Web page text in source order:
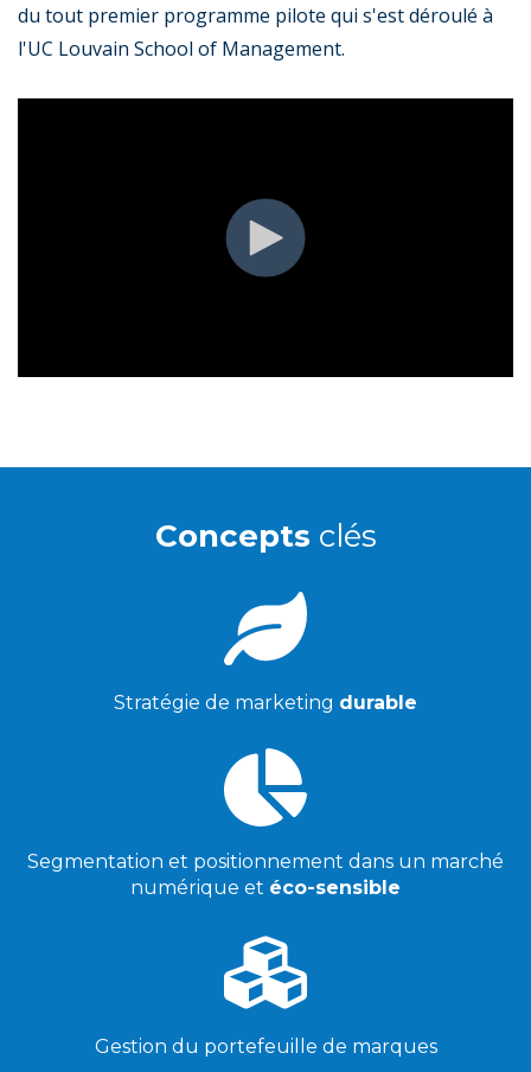
du tout premier programme pilote qui s'est déroulé à
l'UC Louvain School of Management.
Concepts clés
Stratégie de marketing durable
Segmentation et positionnement dans un marché
numérique et éco-sensible
Gestion du portefeuille de marques